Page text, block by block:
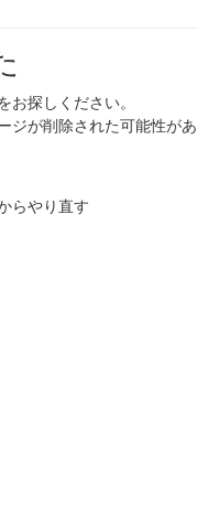
お探しください。
ジが削除された可能性があ
らやり直す